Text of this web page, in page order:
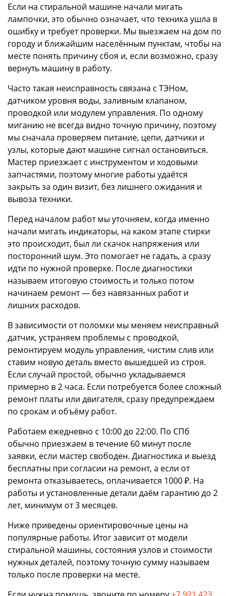
Если на стиральной машине начали мигать
лампочки, это обычно означает, что техника ушла в
ошибку и требует проверки. Мы выезжаем на дом по
городу и ближайшим населённым пунктам, чтобы на
месте понять причину сбоя и, если возможно, сразу
вернуть машину в работу.
Часто такая неисправность связана с ТЭНом,
датчиком уровня воды, заливным клапаном,
проводкой или модулем управления. По одному
миганию не всегда видно точную причину, поэтому
мы сначала проверяем питание, цепи, датчики и
узлы, которые дают машине сигнал остановиться.
Мастер приезжает с инструментом и ходовыми
запчастями, поэтому многие работы удаётся
закрыть за один визит, без лишнего ожидания и
вывоза техники.
Перед началом работ мы уточняем, когда именно
начали мигать индикаторы, на каком этапе стирки
это происходит, был ли скачок напряжения или
посторонний шум. Это помогает не гадать, а сразу
идти по нужной проверке. После диагностики
называем итоговую стоимость и только потом
начинаем ремонт — без навязанных работ и
лишних расходов.
В зависимости от поломки мы меняем неисправный
датчик, устраняем проблемы с проводкой,
ремонтируем модуль управления, чистим слив или
ставим новую деталь вместо вышедшей из строя.
Если случай простой, обычно укладываемся
примерно в 2 часа. Если потребуется более сложный
ремонт платы или двигателя, сразу предупреждаем
по срокам и объёму работ.
Работаем ежедневно с 10:00 до 22:00. По СПб
обычно приезжаем в течение 60 минут после
заявки, если мастер свободен. Диагностика и выезд
бесплатны при согласии на ремонт, а если от
ремонта отказываетесь, оплачивается 1000 ₽. На
работы и установленные детали даём гарантию до 2
лет, минимум от 3 месяцев.
Ниже приведены ориентировочные цены на
популярные работы. Итог зависит от модели
стиральной машины, состояния узлов и стоимости
нужных деталей, поэтому точную сумму называем
только после проверки на месте.